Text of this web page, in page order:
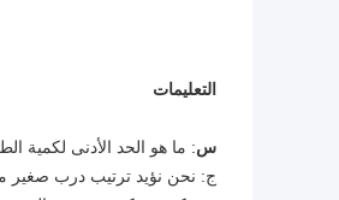
التعليمات
س: ما هو الحد الأدنى لكمية
ج: نحن نؤيد ترتيب درب صغير من 1 قطعة لمنتجات الأوراق